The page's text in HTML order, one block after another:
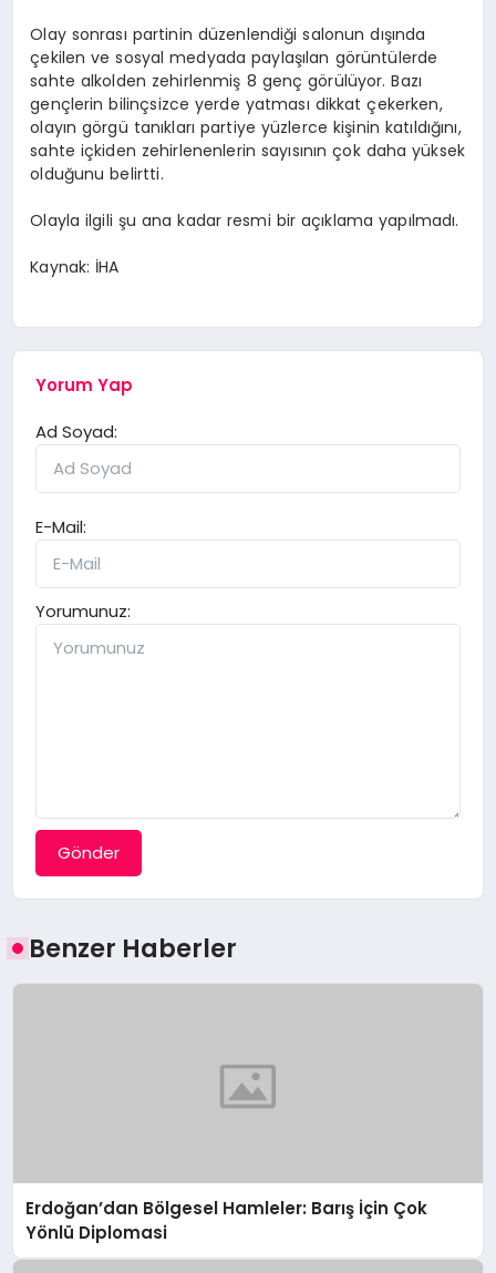
Olay sonrası partinin düzenlendiği salonun dışında
çekilen ve sosyal medyada paylaşılan görüntülerde
sahte alkolden zehirlenmiş 8 genç görülüyor. Bazı
gençlerin bilinçsizce yerde yatması dikkat çekerken,
olayın görgü tanıkları partiye yüzlerce kişinin katıldığını,
sahte içkiden zehirlenenlerin sayısının çok daha yüksek
olduğunu belirtti.
Olayla ilgili şu ana kadar resmi bir açıklama yapılmadı.
Kaynak: İHA
Yorum Yap
Ad Soyad:
E-Mail:
Yorumunuz:
Gönder
Benzer Haberler
Erdoğan’dan Bölgesel Hamleler: Barış İçin Çok
Yönlü Diplomasi